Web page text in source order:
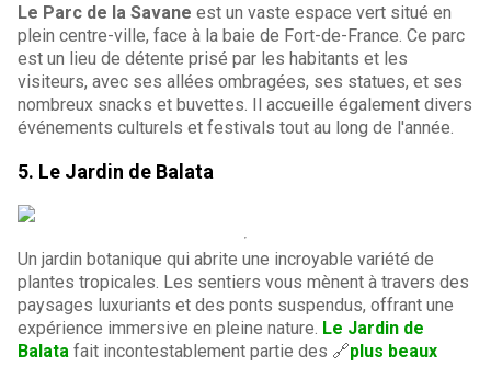
Le Parc de la Savane est un vaste espace vert situé en
plein centre-ville, face à la baie de Fort-de-France. Ce parc
est un lieu de détente prisé par les habitants et les
visiteurs, avec ses allées ombragées, ses statues, et ses
nombreux snacks et buvettes. Il accueille également divers
événements culturels et festivals tout au long de l'année.
5. Le Jardin de Balata
Un jardin botanique qui abrite une incroyable variété de
plantes tropicales. Les sentiers vous mènent à travers des
paysages luxuriants et des ponts suspendus, offrant une
expérience immersive en pleine nature. Le Jardin de
Balata fait incontestablement partie des 🔗plus beaux